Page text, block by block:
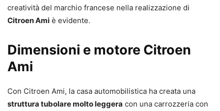
creatività del marchio francese nella realizzazione di
Citroen Ami è evidente.
Dimensioni e motore Citroen
Ami
Con Citroen Ami, la casa automobilistica ha creata una
struttura tubolare molto leggera con una carrozzeria con